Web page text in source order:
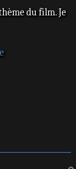
du film. Je